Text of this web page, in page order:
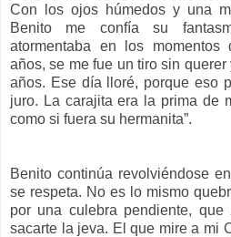
Con los ojos húmedos y una
Benito me confía su
atormentaba en los momentos
años, se me fue un tiro sin
años. Ese día lloré, porque eso
juro. La carajita era la prima de
como si fuera su hermanita”.
Benito continúa revolviéndose
se respeta. No es lo mismo
por una culebra pendiente,
sacarte la jeva. El que mire a mi